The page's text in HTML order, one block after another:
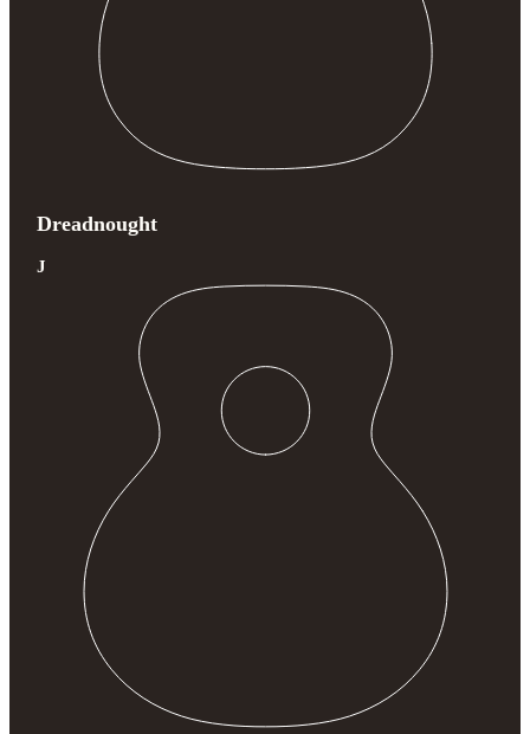
Dreadnought
J